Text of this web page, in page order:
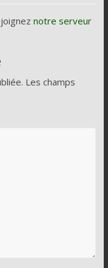
notre serveur
Les champs